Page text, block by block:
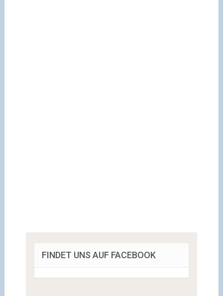
FINDET UNS AUF FACEBOOK